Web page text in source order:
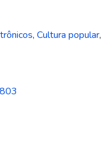
, Cultura popular,